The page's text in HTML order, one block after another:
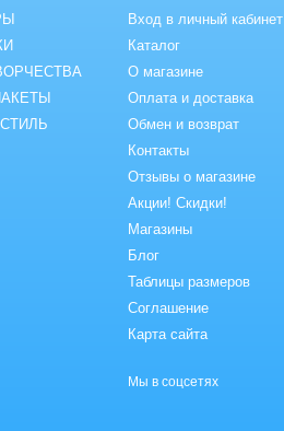
Вход в личный кабинет
Каталог
О магазине
Оплата и доставка
Обмен и возврат
Контакты
Отзывы о магазине
Акции! Скидки!
Магазины
Блог
Таблицы размеров
Соглашение
Карта сайта
Мы в соцсетях